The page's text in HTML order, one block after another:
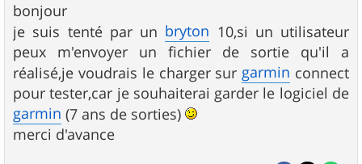
s
s
a
g
e
bonjour
je suis tenté par un bryton 10,si un utilisateur
peux m'envoyer un fichier de sortie qu'il a
réalisé,je voudrais le charger surgarmin connect
pour tester,car je souhaiterai garder le logiciel de
garmin (7 ans de sorties)
merci d'avance